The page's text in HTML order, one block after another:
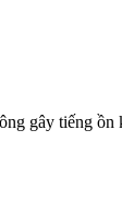
gây tiếng